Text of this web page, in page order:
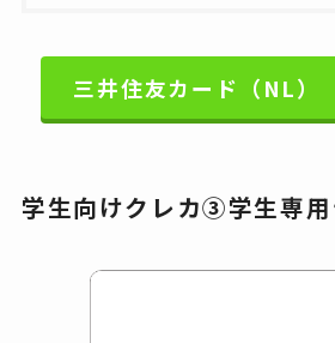
三井住友カード（NL
学生向けクレカ③学生専用